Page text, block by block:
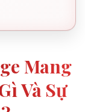
Mang
Và Sự